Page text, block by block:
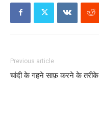
Previous article
चांदी के गहने साफ़ करने के तरीके